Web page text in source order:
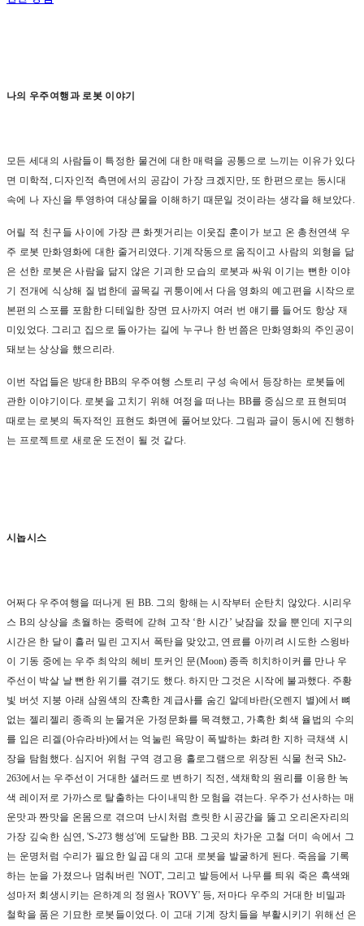
나의 우주여행과 로봇 이야기
모든 세대의 사람들이 특정한 물건에 대한 매력을 공통으로 느끼는 이유가 있다
면 미학적 , 디자인적 측면에서의 공감이 가장 크겠지만, 또 한편으로는 동시대
속에 나 자신을 투영하여 대상물을 이해하기 때문일 것이라는 생각을 해보았다.
어릴 적 친구들 사이에 가장 큰 화젯거리는 이웃집 훈이가 보고 온 총천연색 우
주 로봇 만화영화에 대한 줄거리였다. 기계작동으로 움직이고 사람의 외형을 닮
은 선한 로봇은 사람을 닮지 않은 기괴한 모습의 로봇과 싸워 이기는 뻔한 이야
기 전개에 식상해 질 법한데 골목길 귀퉁이에서 다음 영화의 예고편을 시작으로
본편의 스포를 포함한 디테일한 장면 묘사까지 여러 번 얘기를 들어도 항상 재
미있었다. 그리고 집으로 돌아가는 길에 누구나 한 번쯤은 만화영화의 주인공이
돼보는 상상을 했으리라.
이번 작업들은 방대한BB의 우주여행 스토리 구성 속에서 등장하는 로봇들에
관한 이야기이다. 로봇을 고치기 위해 여정을 떠나는 BB를 중심으로 표현되며
때로는 로봇의 독자적인 표현도 화면에 풀어보았다. 그림과 글이 동시에 진행하
는 프로젝트로 새로운 도전이 될 것 같다.
시놉시스
어쩌다 우주여행을 떠나게 된 BB. 그의 항해는 시작부터 순탄치 않았다. 시리우
스 B의 상상을 초월하는 중력에 갇혀 고작 ‘한 시간’ 낮잠을 잤을 뿐인데 지구의
시간은 한 달이 흘러 밀린 고지서 폭탄을 맞았고, 연료를 아끼려 시도한 스윙바
이 기동 중에는 우주 최악의 헤비 토커인 문(Moon) 종족 히치하이커를 만나 우
주선이 박살 날 뻔한 위기를 겪기도 했다. 하지만 그것은 시작에 불과했다. 주황
빛 버섯 지붕 아래 삼원색의 잔혹한 계급사를 숨긴 알데바란(오렌지 별)에서 뼈
없는 젤리젤리 종족의 눈물겨운 가정문화를 목격했고, 가혹한 회색 율법의 수의
를 입은 리겔(아슈라바)에서는 억눌린 욕망이 폭발하는 화려한 지하 극채색 시
장을 탐험했다. 심지어 위험 구역 경고용 홀로그램으로 위장된 식물 천국 Sh2-
263에서는 우주선이 거대한 샐러드로 변하기 직전 , 색채학의 원리를 이용한 녹
색 레이저로 가까스로 탈출하는 다이내믹한 모험을 겪는다. 우주가 선사하는 매
운맛과 짠맛을 온몸으로 겪으며 난시처럼 흐릿한 시공간을 뚫고 오리온자리의
가장 깊숙한 심연, 'S-273행성'에 도달한BB. 그곳의 차가운 고철 더미 속에서 그
는 운명처럼 수리가 필요한 일곱 대의 고대 로봇을 발굴하게 된다. 죽음을 기록
하는 눈을 가졌으나 멈춰버린 'NOT', 그리고 발등에서 나무를 틔워 죽은 흑색왜
성마저 회생시키는 은하계의 정원사 'ROVY' 등, 저마다 우주의 거대한 비밀과
철학을 품은 기묘한 로봇들이었다. 이 고대 기계 장치들을 부활시키기 위해선 은